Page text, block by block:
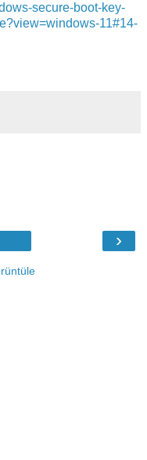
secure-boot-key-
11#14-
›